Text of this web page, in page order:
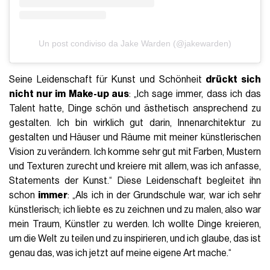
Un post condiviso da Jake Warden (@jakewarden)
Seine Leidenschaft für Kunst und Schönheit drückt sich
nicht nur im Make-up aus: „Ich sage immer, dass ich das
Talent hatte, Dinge schön und ästhetisch ansprechend zu
gestalten. Ich bin wirklich gut darin, Innenarchitektur zu
gestalten und Häuser und Räume mit meiner künstlerischen
Vision zu verändern. Ich komme sehr gut mit Farben, Mustern
und Texturen zurecht und kreiere mit allem, was ich anfasse,
Statements der Kunst.“ Diese Leidenschaft begleitet ihn
schon immer: „Als ich in der Grundschule war, war ich sehr
künstlerisch; ich liebte es zu zeichnen und zu malen, also war
mein Traum, Künstler zu werden. Ich wollte Dinge kreieren,
um die Welt zu teilen und zu inspirieren, und ich glaube, das ist
genau das, was ich jetzt auf meine eigene Art mache.“